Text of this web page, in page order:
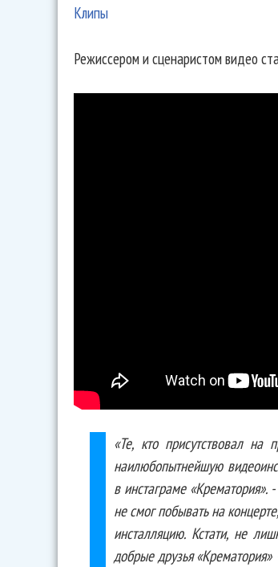
Клипы
Режиссером и сценаристом видео
«Те, кто присутствовал на
наилюбопытнейшую
в инстаграме «Крематория».
не смог побывать на
инсталляцию. Кстати, не
добрые друзья